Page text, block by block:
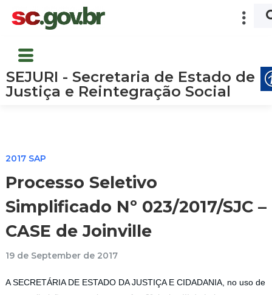
SEJURI - Secretaria de Estado de
Justiça e Reintegração Social
2017 SAP
Processo Seletivo
Simplificado Nº 023/2017/SJC –
CASE de Joinville
19 de September de 2017
A SECRETÁRIA DE ESTADO DA JUSTIÇA E CIDADANIA, no uso de